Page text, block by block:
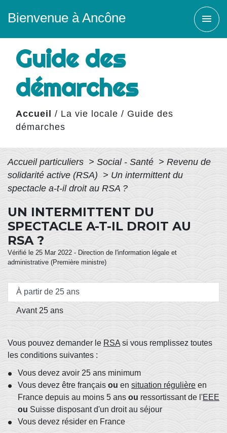
Bienvenue à Ancône menu
Guide des
démarches
Accueil / La vie locale / Guide des
démarches
Accueil particuliers > Social - Santé > Revenu de
solidarité active (RSA) > Un intermittent du
spectacle a-t-il droit au RSA ?
UN INTERMITTENT DU
SPECTACLE A-T-IL DROIT AU
RSA ?
Vérifié le 25 Mar 2022 - Direction de l'information légale et
administrative (Première ministre)
À partir de 25 ans
Avant 25 ans
Vous pouvez demander le RSA si vous remplissez toutes
les conditions suivantes :
Vous devez avoir 25 ans minimum
Vous devez être français ou en situation régulière en
France depuis au moins 5 ans ou ressortissant de l'EEE
ou Suisse disposant d'un droit au séjour
Vous devez résider en France